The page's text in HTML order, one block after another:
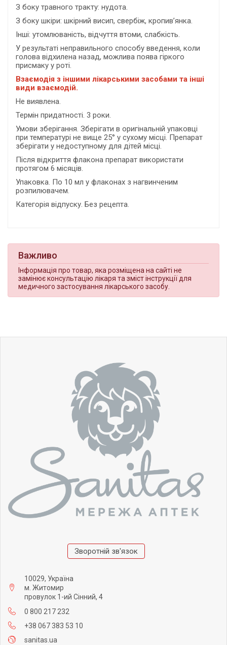
З боку травного тракту: нудота.
З боку шкіри: шкірний висип, свербіж, кропив’янка.
Інші: утомлюваність, відчуття втоми, слабкість.
У результаті неправильного способу введення, коли
голова відхилена назад, можлива поява гіркого
присмаку у роті.
Взаємодія з іншими лікарськими засобами та інші
види взаємодій.
Не виявлена.
Термін придатності. 3 роки.
Умови зберігання. Зберігати в оригінальній упаковці
при температурі не вище 25° у сухому місці. Препарат
зберігати у недоступному для дітей місці.
Після відкриття флакона препарат використати
протягом 6 місяців.
Упаковка. По 10 мл у флаконах з нагвинченим
розпилювачем.
Категорія відпуску. Без рецепта.
Важливо
Інформація про товар, яка розміщена на сайті не
замінює консультацію лікаря та зміст інструкції для
медичного застосування лікарського засобу.
Зворотній зв'язок
10029, Україна
м. Житомир
провулок 1-ий Сінний, 4
0 800 217 232
+38 067 383 53 10
sanitas.ua